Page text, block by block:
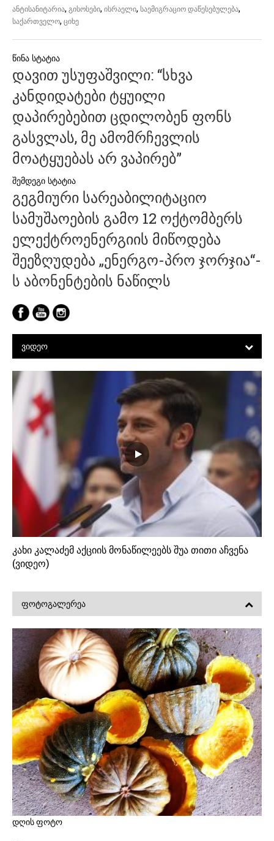
ანტისანიტარია, გისოსები, ისრაელი, საემიგრაციო დაწესებულება,
საქართველო, ციხე
პოსტის
ნავიგაცია
დავით უსუფაშვილი: “სხვა
კანდიდატები ტყუილი
დაპირებებით ცდილობენ ფონს
გასვლას, მე ამომრჩევლის
მოატყუებას არ ვაპირებ”
გეგმიური სარეაბილიტაციო
სამუშაოების გამო 12 ოქტომბერს
ელექტროენერგიის მიწოდება
შეეზღუდება „ენერგო-პრო ჯორჯია“-
ს აბონენტების ნაწილს
ᲕᲘᲓᲔᲝ
კახი კალაძემ აქციის მონაწილეებს შუა თითი აჩვენა
(ვიდეო)
ᲤᲝᲢᲝᲒᲐᲚᲔᲠᲔᲐ
დღის ფოტო